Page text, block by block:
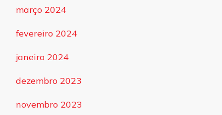
março 2024
fevereiro 2024
janeiro 2024
dezembro 2023
novembro 2023